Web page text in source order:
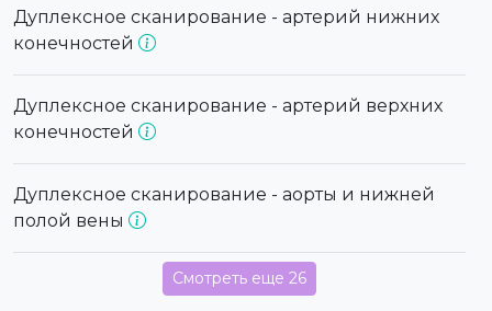
Дуплексное сканирование - артерий нижних
конечностей
Дуплексное сканирование - артерий верхних
конечностей
Дуплексное сканирование - аорты и нижней
полой вены
Смотреть еще 26